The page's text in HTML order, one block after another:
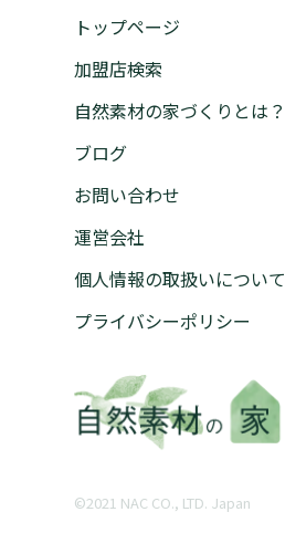
トップページ
加盟店検索
自然素材の家づくりとは？
ブログ
お問い合わせ
運営会社
個人情報の取扱いについて
プライバシーポリシー
©︎2021 NAC CO., LTD. Japan